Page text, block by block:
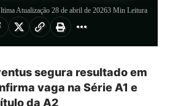
Atualização 28 de abril de 20263 Min Leitura
segura resultado em
vaga na Série A1 e
da A2